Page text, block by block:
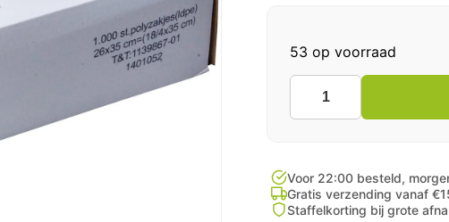
53 op voorraad
LDPE
Zakken
1000
Stuks
aantal
Voor 22:00 besteld,
Gratis verzending vanaf
Staffelkorting bij grote